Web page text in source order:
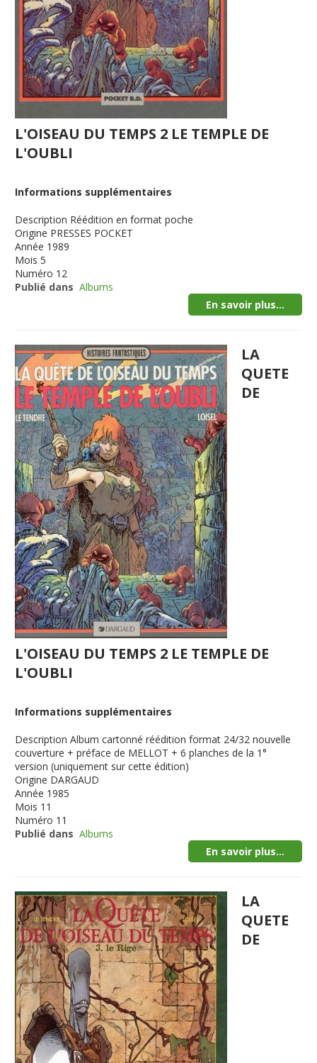
L'OISEAU DU TEMPS 2 LE TEMPLE DE
L'OUBLI
Informations supplémentaires
Description Réédition en format poche
Origine PRESSES POCKET
Année 1989
Mois 5
Numéro 12
Publié dans Albums
En savoir plus...
LA
QUETE
DE
L'OISEAU DU TEMPS 2 LE TEMPLE DE
L'OUBLI
Informations supplémentaires
Description Album cartonné réédition format 24/32 nouvelle
couverture + préface de MELLOT + 6 planches de la 1°
version (uniquement sur cette édition)
Origine DARGAUD
Année 1985
Mois 11
Numéro 11
Publié dans Albums
En savoir plus...
LA
QUETE
DE